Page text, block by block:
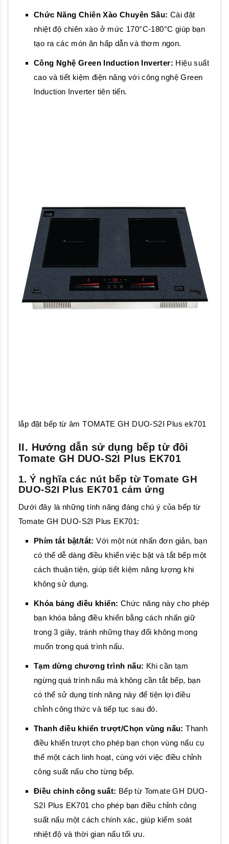
Chức Năng Chiên Xào Chuyên Sâu: Cài đặt
nhiệt độ chiên xào ở mức 170°C-180°C giúp bạn
tạo ra các món ăn hấp dẫn và thơm ngon.
Công Nghệ Green Induction Inverter: Hiệu suất
cao và tiết kiệm điện năng với công nghệ Green
Induction Inverter tiên tiến.
lắp đặt bếp từ âm TOMATE GH DUO-S2I Plus ek701
II. Hướng dẫn sử dụng bếp từ đôi
Tomate GH DUO-S2I Plus EK701
1. Ý nghĩa các nút bếp từ Tomate GH
DUO-S2I Plus EK701 cảm ứng
Dưới đây là những tính năng đáng chú ý của bếp từ
Tomate GH DUO-S2I Plus EK701:
Phím tắt bật/tắt: Với một nút nhấn đơn giản, bạn
có thể dễ dàng điều khiển việc bật và tắt bếp một
cách thuận tiện, giúp tiết kiệm năng lượng khi
không sử dụng.
Khóa bảng điều khiển: Chức năng này cho phép
bạn khóa bảng điều khiển bằng cách nhấn giữ
trong 3 giây, tránh những thay đổi không mong
muốn trong quá trình nấu.
Tạm dừng chương trình nấu: Khi cần tạm
ngừng quá trình nấu mà không cần tắt bếp, bạn
có thể sử dụng tính năng này để tiện lợi điều
chỉnh công thức và tiếp tục sau đó.
Thanh điều khiển trượt/Chọn vùng nấu: Thanh
điều khiển trượt cho phép bạn chọn vùng nấu cụ
thể một cách linh hoạt, cùng với việc điều chỉnh
công suất nấu cho từng bếp.
Điều chỉnh công suất: Bếp từ Tomate GH DUO-
S2I Plus EK701 cho phép bạn điều chỉnh công
suất nấu một cách chính xác, giúp kiểm soát
nhiệt độ và thời gian nấu tối ưu.